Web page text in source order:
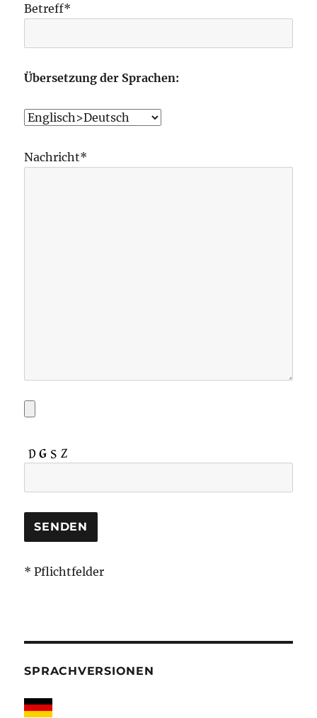
Betreff*
Übersetzung der Sprachen:
Nachricht*
* Pflichtfelder
SPRACHVERSIONEN